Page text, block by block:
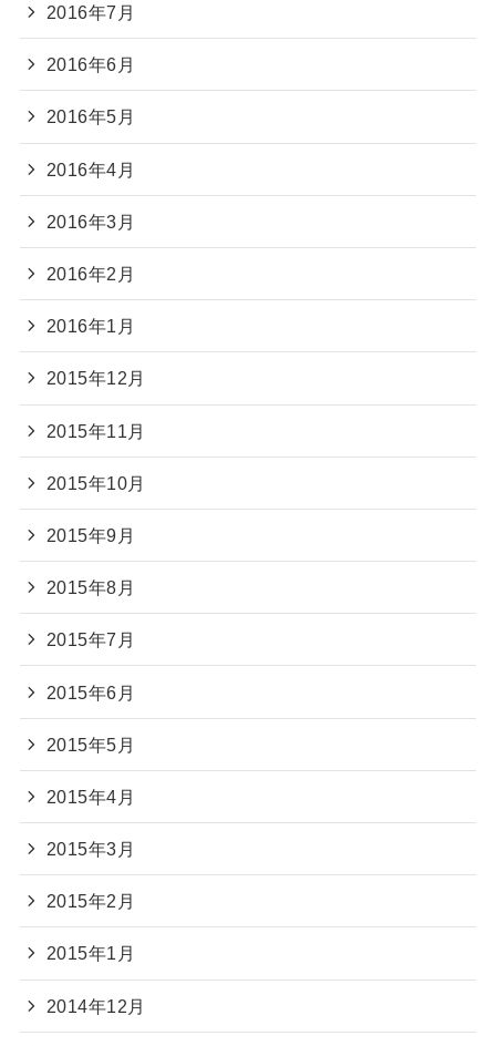
2016年7月
2016年6月
2016年5月
2016年4月
2016年3月
2016年2月
2016年1月
2015年12月
2015年11月
2015年10月
2015年9月
2015年8月
2015年7月
2015年6月
2015年5月
2015年4月
2015年3月
2015年2月
2015年1月
2014年12月